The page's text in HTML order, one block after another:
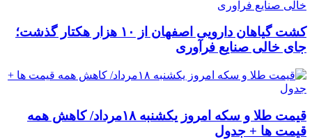
کشت گیاهان دارویی اصفهان از ۱۰ هزار هکتار گذشت؛
جای خالی صنایع فرآوری
قیمت طلا و سکه امروز یکشنبه ۱۸مرداد/ کاهش همه
قیمت ها + جدول